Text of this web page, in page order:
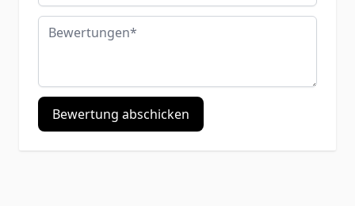
Bewertungen
Bewertung abschicken